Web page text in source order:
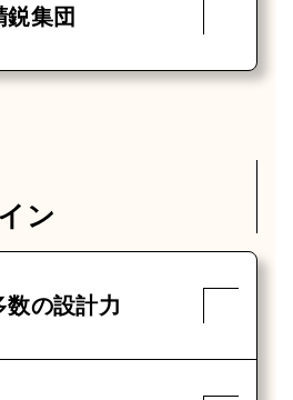
鋭集団
ン
数の設計力